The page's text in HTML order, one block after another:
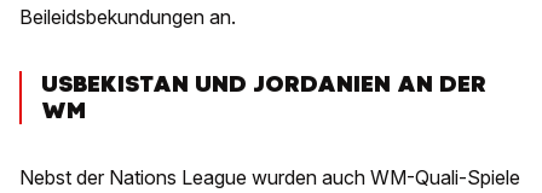
Beileidsbekundungen an.
USBEKISTAN UND JORDANIEN AN DER
WM
Nebst der Nations League wurden auch WM-Quali-Spiele